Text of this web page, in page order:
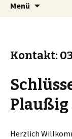
Menü
Kontakt:
Plaußig
Herzlich